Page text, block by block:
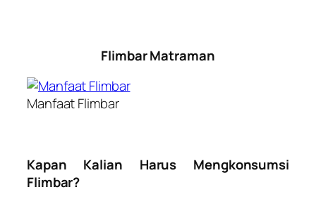
Flimbar Matraman
Manfaat Flimbar
Kapan Kalian Harus Mengkonsumsi
Flimbar?